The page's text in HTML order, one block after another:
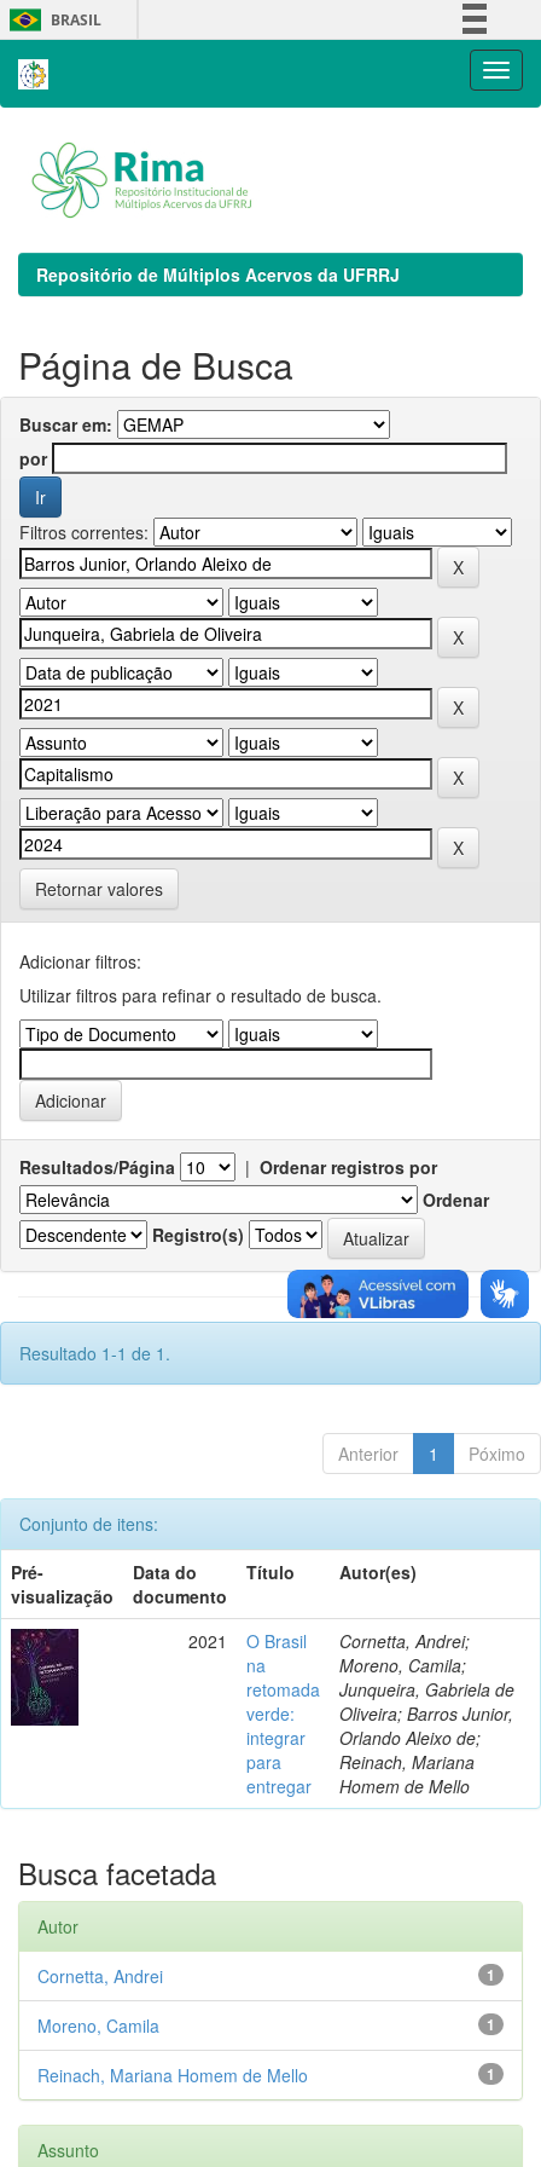
Skip
navigation
BRASIL
Repositório de Múltiplos Acervos da UFRRJ
Página de Busca
Buscar em:
por
Filtros correntes:
Retornar valores
Adicionar filtros:
Utilizar filtros para refinar o resultado de busca.
Resultados/Página | Ordenar registros por
Ordenar
Registro(s)
Resultado 1-1 de 1.
Anterior 1 Póximo
Conjunto de itens:
Pré-
visualização
Data do
documento
Título Autor(es)
2021
O Brasil
na
retomada
verde:
integrar
para
entregar
Cornetta, Andrei;
Moreno, Camila;
Junqueira, Gabriela de
Oliveira; Barros Junior,
Orlando Aleixo de;
Reinach, Mariana
Homem de Mello
Busca facetada
Autor
1
Cornetta, Andrei
1
Moreno, Camila
1
Reinach, Mariana Homem de Mello
Assunto